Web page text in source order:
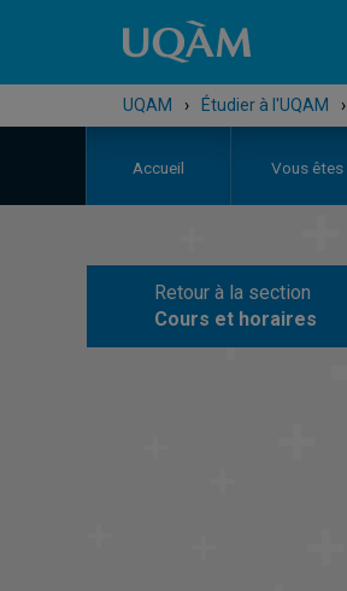
UQAM › Étudier à l'UQAM ›
Accueil Vous êtes
Retour à la section
Cours et horaires